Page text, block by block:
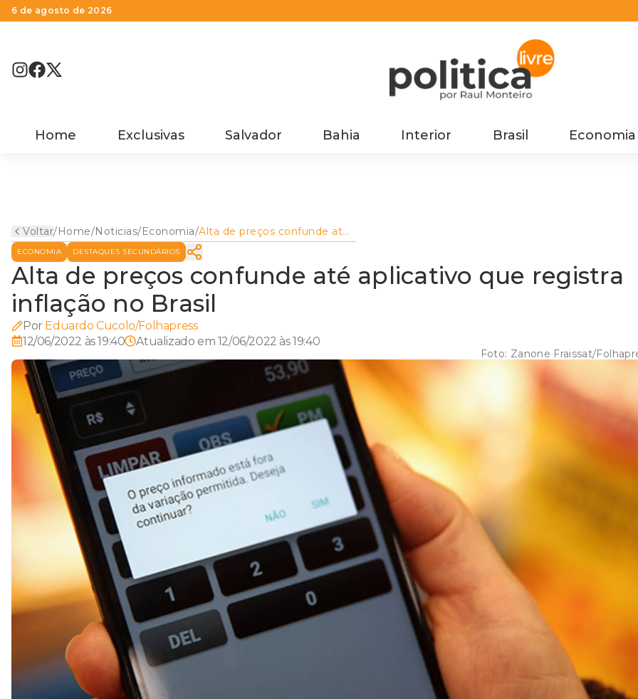
6 de agosto de 2026
Home Exclusivas Salvador Bahia Interior Brasil Economia
Voltar/Home/Noticias/Economia/Alta de preços confunde até
aplicativo que registra
inflação no Brasil
ECONOMIA DESTAQUES SECUNDÁRIOS
Alta de preços confunde até aplicativo que registra
inflação no Brasil
Por Eduardo Cucolo/Folhapress
12/06/2022 às 19:40
Atualizado em 12/06/2022 às 19:40
Foto: Zanone Fraissat/